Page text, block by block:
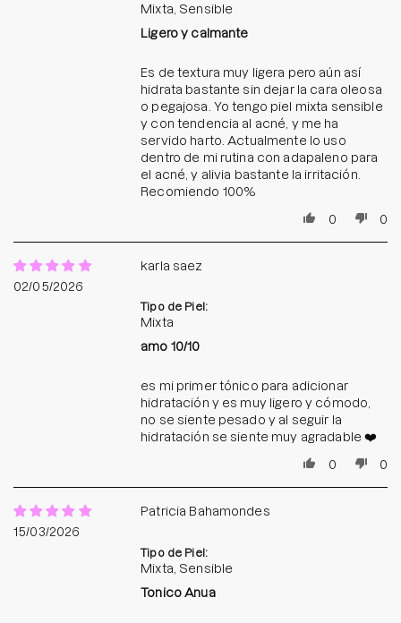
Mixta, Sensible
Ligero y calmante
Es de textura muy ligera pero aún así
hidrata bastante sin dejar la cara oleosa
o pegajosa. Yo tengo piel mixta sensible
y con tendencia al acné, y me ha
servido harto. Actualmente lo uso
dentro de mi rutina con adapaleno para
el acné, y alivia bastante la irritación.
Recomiendo 100%
0
0
02/05/2026
karla saez
Tipo de Piel:
Mixta
amo 10/10
es mi primer tónico para adicionar
hidratación y es muy ligero y cómodo,
no se siente pesado y al seguir la
hidratación se siente muy agradable ❤️
0
0
15/03/2026
Patricia Bahamondes
Tipo de Piel:
Mixta, Sensible
Tonico Anua